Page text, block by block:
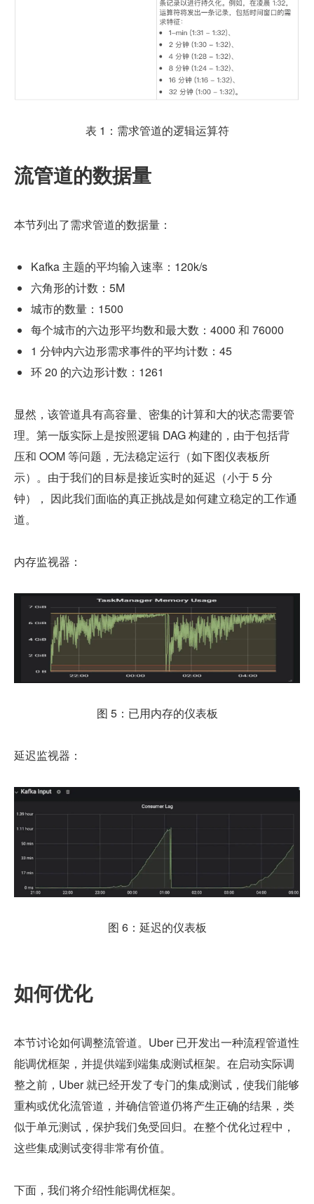
表 1：需求管道的逻辑运算符
流管道的数据量
本节列出了需求管道的数据量：
Kafka 主题的平均输入速率：120k/s
六角形的计数：5M
城市的数量：1500
每个城市的六边形平均数和最大数：4000 和 76000
1 分钟内六边形需求事件的平均计数：45
环 20 的六边形计数：1261
显然，该管道具有高容量、密集的计算和大的状态需要管
理。第一版实际上是按照逻辑 DAG 构建的，由于包括背
压和 OOM 等问题，无法稳定运行（如下图仪表板所
示）。由于我们的目标是接近实时的延迟（小于 5 分
钟）， 因此我们面临的真正挑战是如何建立稳定的工作通
道。
内存监视器：
图 5：已用内存的仪表板
延迟监视器：
图 6：延迟的仪表板
如何优化
本节讨论如何调整流管道。Uber 已开发出一种流程管道性
能调优框架，并提供端到端集成测试框架。在启动实际调
整之前，Uber 就已经开发了专门的集成测试，使我们能够
重构或优化流管道，并确信管道仍将产生正确的结果，类
似于单元测试，保护我们免受回归。在整个优化过程中，
这些集成测试变得非常有价值。
下面，我们将介绍性能调优框架。